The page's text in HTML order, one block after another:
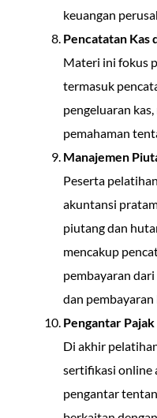
keuangan
Pencatatan Kas
Materi ini fokus
termasuk
pengeluaran
pemahaman
Manajemen
Peserta
akuntansi
piutang dan
mencakup
pembayaran
dan
Pengantar Pajak
Di akhir
sertifikasi online
pengantar